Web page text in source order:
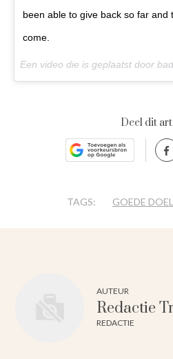
been able to give back so far and
come.
Deel dit
TAGS: GOEDE DOEL
AUTEUR
Redactie
REDACTIE